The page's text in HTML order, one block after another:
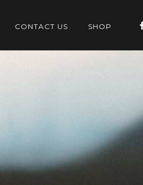
CONTACT US SHOP